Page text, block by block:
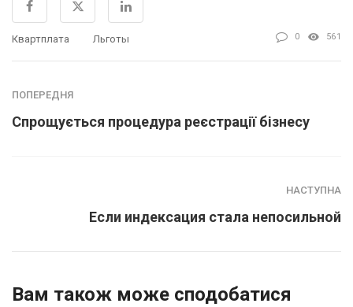
Квартплата Льготы 0 561
ПОПЕРЕДНЯ
Спрощується процедура реєстрації бізнесу
НАСТУПНА
Если индексация стала непосильной
Вам також може сподобатися